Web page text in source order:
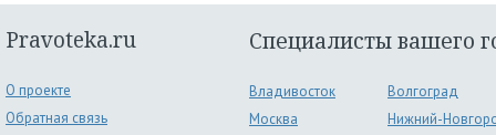
Pravoteka.ru
О проекте
Обратная связь
Специалисты вашего
Владивосток
Волгоград
Москва
Нижний-